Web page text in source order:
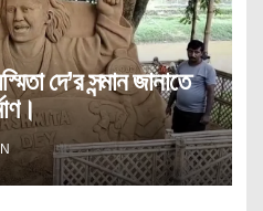
দে’র সন্মান জানাতে